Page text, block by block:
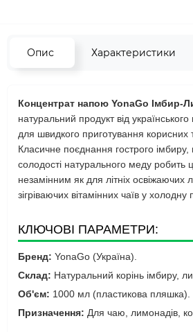
Опис Характеристики
Концентрат напою YonaGo Імбир-
натуральний продукт від
для швидкого приготування корисних
Класичне поєднання гострого
солодості натурального меду робить
незамінним як для літніх освіжаючих
зігріваючих вітамінних чаїв у холодну
КЛЮЧОВІ ПАРАМЕТРИ:
Бренд: YonaGo (Україна).
Склад: Натуральний корінь імбиру,
Об'єм: 1000 мл (пластикова пляшка).
Призначення: Для чаю, лимонадів,